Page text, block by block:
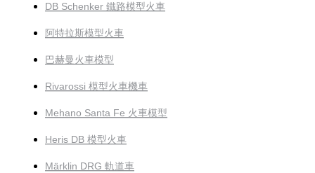
DB Schenker 鐵路模型火車
阿特拉斯模型火車
巴赫曼火車模型
Rivarossi 模型火車機車
Mehano Santa Fe 火車模型
Heris DB 模型火車
Märklin DRG 軌道車